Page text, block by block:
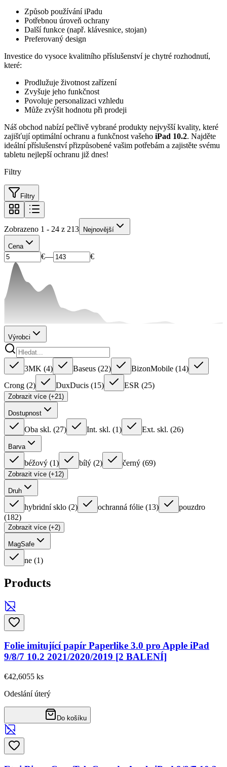
Způsob používání iPadu
Potřebnou úroveň ochrany
Další funkce (např. klávesnice, stojan)
Preferovaný design
Investice do vysoce kvalitního příslušenství je chytré rozhodnutí,
které:
Prodlužuje životnost zařízení
Zvyšuje jeho funkčnost
Povoluje personalizaci vzhledu
Může zvýšit hodnotu při prodeji
Náš obchod nabízí pečlivě vybrané produkty nejvyšší kvality, které
zajišťují optimální ochranu a funkčnost vašeho iPad 10.2. Najděte
ideální příslušenství přizpůsobené vašim potřebám a zajistěte svému
tabletu nejlepší ochranu již dnes!
Filtry
Filtry
Zobrazeno 1 - 24 z 213 Nejnovější
Cena
€— €
Výrobci
3MK (4) Baseus (22) BizonMobile (14)
Crong (2) DuxDucis (15) ESR (25)
Zobrazit více (+21)
Dostupnost
Oba skl. (27) Int. skl. (1) Ext. skl. (26)
Barva
béžový (1) bílý (2) černý (69)
Zobrazit více (+12)
Druh
hybridní sklo (2) ochranná fólie (13)
pouzdro
(182)
Zobrazit více (+2)
MagSafe
ne (1)
Products
Folie imitující papír Paperlike 3.0 pro Apple iPad
9/8/7 10.2 2021/2020/2019 [2 BALENÍ]
€42,6055 ks
Odeslání úterý
Do košíku